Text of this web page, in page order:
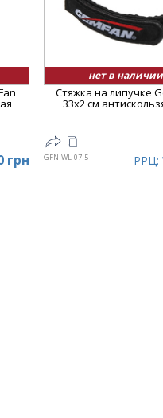
грн
нет в наличии
Стяжка на липучке
33x2 см
GFN-WL-07-5 РРЦ: